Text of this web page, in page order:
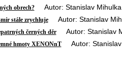
obrech?Autor: Stanislav Mihulka
stále zrychlujeAutor: Stanislav
černých děrAutor: Stanislav
hmoty XENONnTAutor: Stanislav